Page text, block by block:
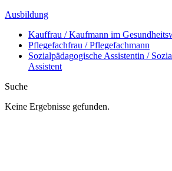
Ausbildung
Kauffrau / Kaufmann im
Pflegefachfrau / Pflegefachmann
Sozialpädagogische Assistentin /
Assistent
Suche
Keine Ergebnisse gefunden.